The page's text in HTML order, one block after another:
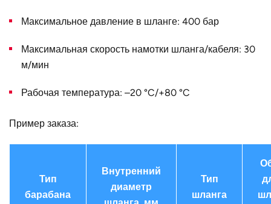
D, мм
Конструктивное
Наружный
(барабан)
Германия
Максимальное давление в шланге: 400 бар
Максимальная скорость намотки шланга/кабеля: 30
м/мин
Рабочая температура: –20 °C/+80 °C
Пример заказа:
Тип
барабана
Внутренний
диаметр
Тип
шланга